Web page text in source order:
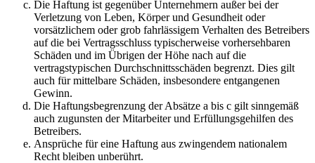
Die Haftung ist gegenüber Unternehmern außer bei der
Verletzung von Leben, Körper und Gesundheit oder
vorsätzlichem oder grob fahrlässigem Verhalten des Betreibers
auf die bei Vertragsschluss typischerweise vorhersehbaren
Schäden und im Übrigen der Höhe nach auf die
vertragstypischen Durchschnittsschäden begrenzt. Dies gilt
auch für mittelbare Schäden, insbesondere entgangenen
Gewinn.
Die Haftungsbegrenzung der Absätze a bis c gilt sinngemäß
auch zugunsten der Mitarbeiter und Erfüllungsgehilfen des
Betreibers.
Ansprüche für eine Haftung aus zwingendem nationalem
Recht bleiben unberührt.